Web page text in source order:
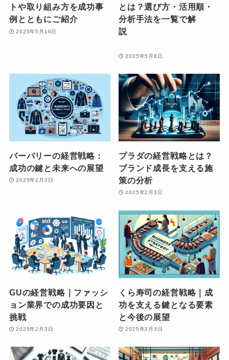
トや取り組み方を成功事
例とともにご紹介
2025年5月16日
とは？選び方・活用順・
分析手法を一覧で解
説
2025年5月8日
バーバリーの経営戦略：
成功の鍵と未来への展望
2025年2月3日
プラダの経営戦略とは？
ブランド成長を支える施
策の分析
2025年2月3日
GUの経営戦略｜ファッシ
ョン業界での成功要因と
挑戦
2025年2月3日
くら寿司の経営戦略｜成
功を支える鍵となる要素
と今後の展望
2025年2月3日